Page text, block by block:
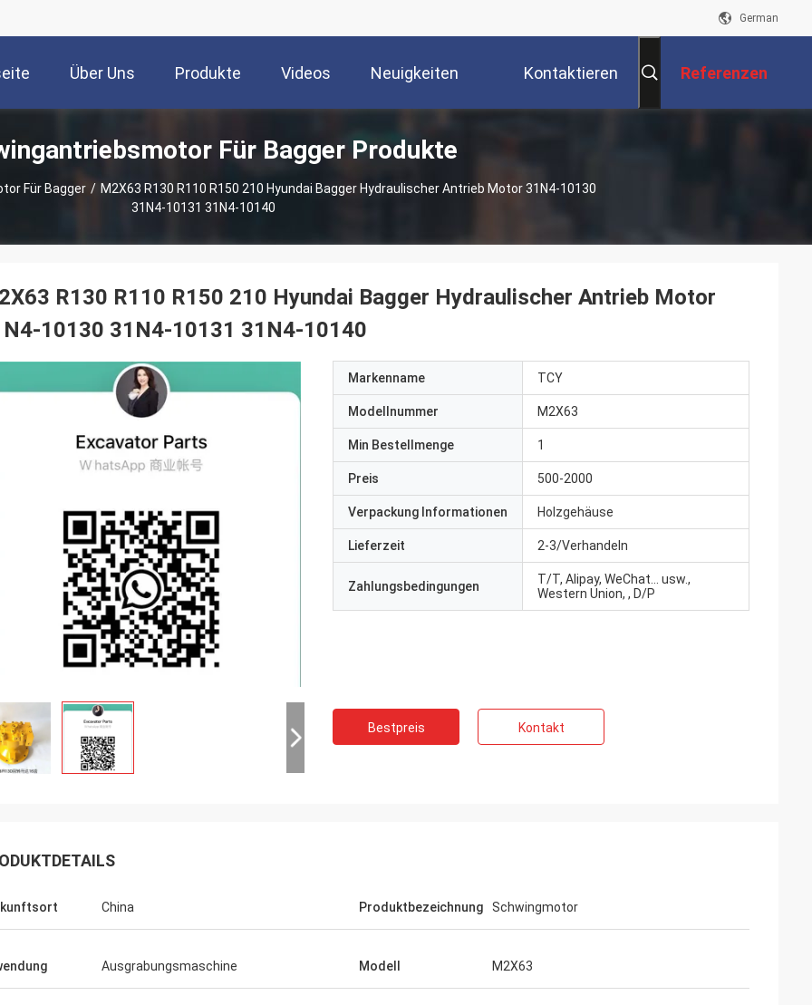
German
Über Uns Produkte Videos Neuigkeiten Kontaktieren Referenzen
Für Bagger Produkte
Für Bagger / M2X63 R130 R110 R150 210 Hyundai Bagger Hydraulischer Antrieb Motor 31N4-10130
31N4-10131 31N4-10140
R130 R110 R150 210 Hyundai Bagger Hydraulischer Antrieb Motor
10130 31N4-10131 31N4-10140
Markenname TCY
Modellnummer M2X63
Min Bestellmenge 1
Preis 500-2000
Verpackung Informationen Holzgehäuse
Lieferzeit 2-3/Verhandeln
Zahlungsbedingungen
T/T, Alipay, WeChat... usw.,
Western Union, , D/P
Bestpreis Kontakt
China Produktbezeichnung Schwingmotor
Ausgrabungsmaschine Modell M2X63